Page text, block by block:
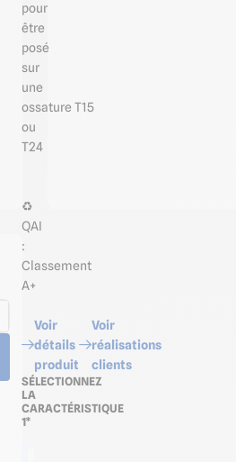
pour
être
posé
sur
une
ossature T15
ou
T24
♻️
QAI
:
Classement
A+
Voir
détails
produit
Voir
réalisations
clients
SÉLECTIONNEZ
LA
CARACTÉRISTIQUE
1*